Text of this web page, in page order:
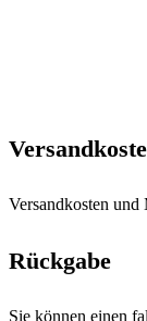
Versandkosten
Rückgabe
Sie können einen